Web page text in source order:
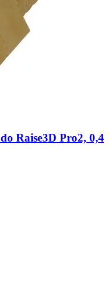
Raise3D Pro2, 0,4